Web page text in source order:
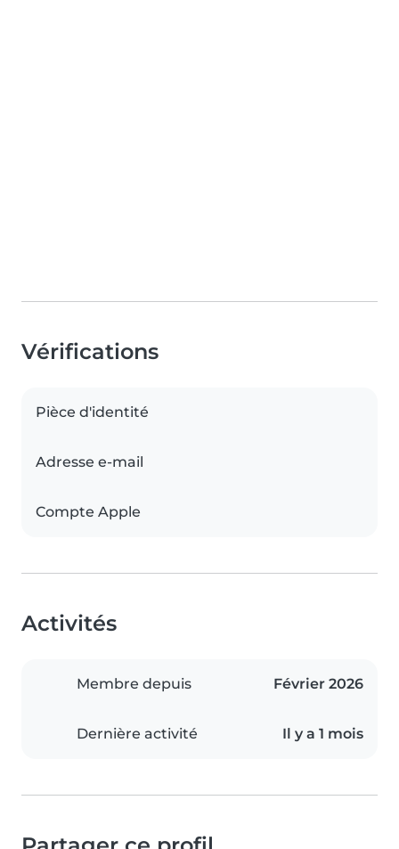
Vérifications
Pièce d'identité
Adresse e-mail
Compte Apple
Activités
Membre depuis Février 2026
Dernière activité Il y a 1 mois